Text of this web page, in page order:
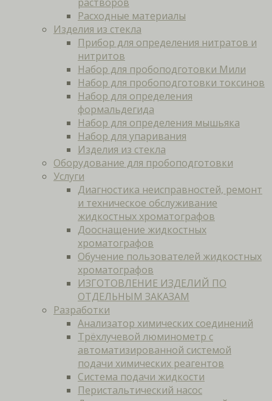
Расходные материалы
Изделия из стекла
Прибор для определения нитратов и
нитритов
Набор для пробоподготовки Мили
Набор для пробоподготовки токсинов
Набор для определения
формальдегида
Набор для определения мышьяка
Набор для упаривания
Изделия из стекла
Оборудование для пробоподготовки
Услуги
Диагностика неисправностей, ремонт
и техническое обслуживание
жидкостных хроматографов
Дооснащение жидкостных
хроматографов
Обучение пользователей жидкостных
хроматографов
ИЗГОТОВЛЕНИЕ ИЗДЕЛИЙ ПО
ОТДЕЛЬНЫМ ЗАКАЗАМ
Разработки
Анализатор химических соединений
Трёхлучевой люминометр с
автоматизированной системой
подачи химических реагентов
Система подачи жидкости
Перистальтический насос